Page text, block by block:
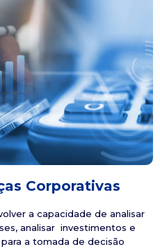
Corporativas
a capacidade de analisar
analisar investimentos e
a tomada de decisão